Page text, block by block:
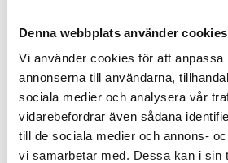
Denna webbplats använder cookies
Vi använder cookies för att anpassa
annonserna till användarna,
sociala medier och analysera vår
vidarebefordrar även sådana
till de sociala medier och annons-
vi samarbetar med. Dessa kan i sin
Polisregionen
att rättas till”